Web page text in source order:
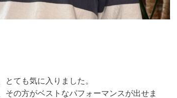
ても気に入りました。
の方がベストなパフォーマンスが出せま